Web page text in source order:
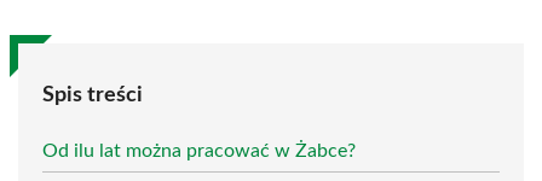
Spis treści
Od ilu lat można pracować w Żabce?